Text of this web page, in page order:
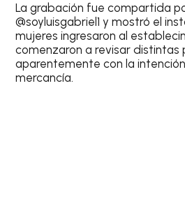
La grabación fue compartida
@soyluisgabriel1 y mostró el
mujeres ingresaron al
comenzaron a revisar distintas
aparentemente con la
mercancía.